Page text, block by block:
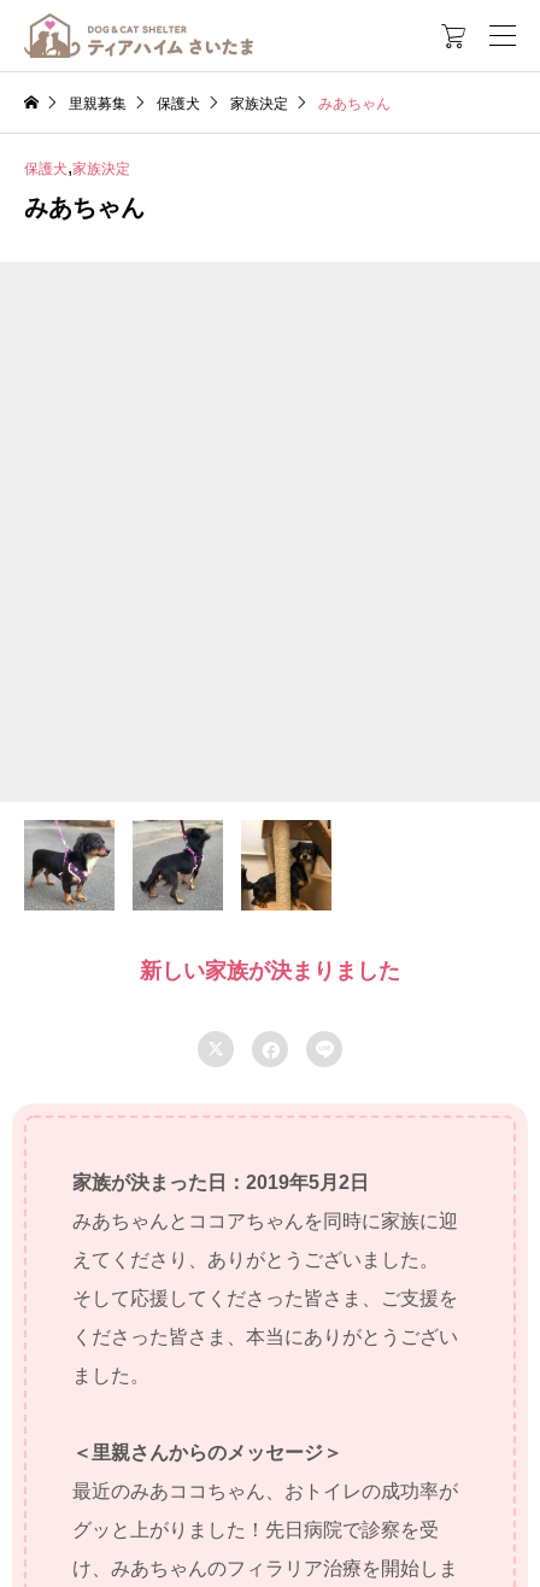

里親募集 保護犬 家族決定 みあちゃん
保護犬,家族決定
みあちゃん
新しい家族が決まりました
  
家族が決まった日：2019年5月2日
みあちゃんとココアちゃんを同時に家族に迎
えてくださり、ありがとうございました。
そして応援してくださった皆さま、ご支援を
くださった皆さま、本当にありがとうござい
ました。
＜里親さんからのメッセージ＞
最近のみあココちゃん、おトイレの成功率が
グッと上がりました！先日病院で診察を受
け、みあちゃんのフィラリア治療を開始しま